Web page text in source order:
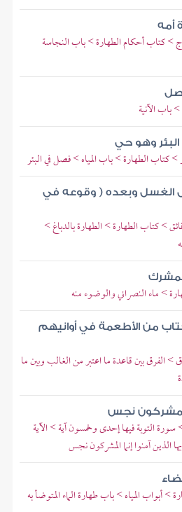
أمه
> كتاب أحكام الطهارة > باب النجاسة
باب الآنية
البئر وهو حي
> كتاب الطهارة > باب المياه > فصل في البئر
الغسل وبعده ( وقوعه في
> كتاب الطهارة > الطهارة بالدباغ >
> ماء النصراني والوضوء منه
من الأطعمة في أوانيهم
> الفرق بين قاعدة ما اعتبر من الغالب وبين ما
نجس
سورة التوبة فيها إحدى وخمسون آية > الآية
الذين آمنوا إنما المشركون نجس
> أبواب المياه > باب طهارة الماء المتوضأ به